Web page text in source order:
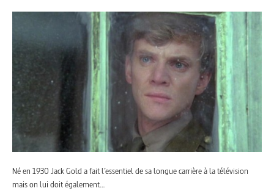
Né en 1930 Jack Gold a fait l’essentiel de sa longue carrière à la télévision
mais on lui doit également…